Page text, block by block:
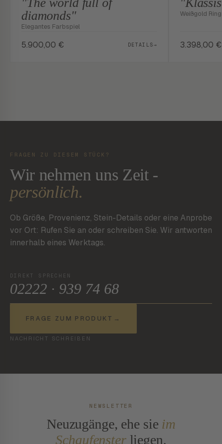
diamonds"
Elegantes Farbspiel
5.900,00 € DETAILS→
Weißgold
3.398,00 €
FRAGEN ZU DIESEM STÜCK?
Wir nehmen uns Zeit -
persönlich.
Ob Größe, Provenienz, Stein-Details oder eine Anprobe
vor Ort: Rufen Sie an oder schreiben Sie. Wir antworten
innerhalb eines Werktags.
DIREKT SPRECHEN
02222 · 939 74 68
FRAGE ZUM PRODUKT →
NACHRICHT SCHREIBEN
NEWSLETTER
Neuzugänge, ehe sie im
Schaufensterliegen.